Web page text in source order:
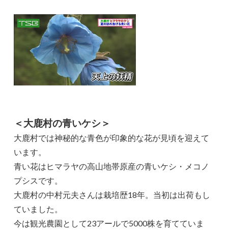
＜大鹿村の青いケシ＞
大鹿村では神秘的な青色が印象的な花が見頃を迎えて
います。
青い花はヒマラヤの高山地帯原産の青いケシ・メコノ
プシスです。
大鹿村の中村元夫さんは栽培歴18年。当初は出荷もし
ていました。
今は観光農園として23アールで5000株を育てていま